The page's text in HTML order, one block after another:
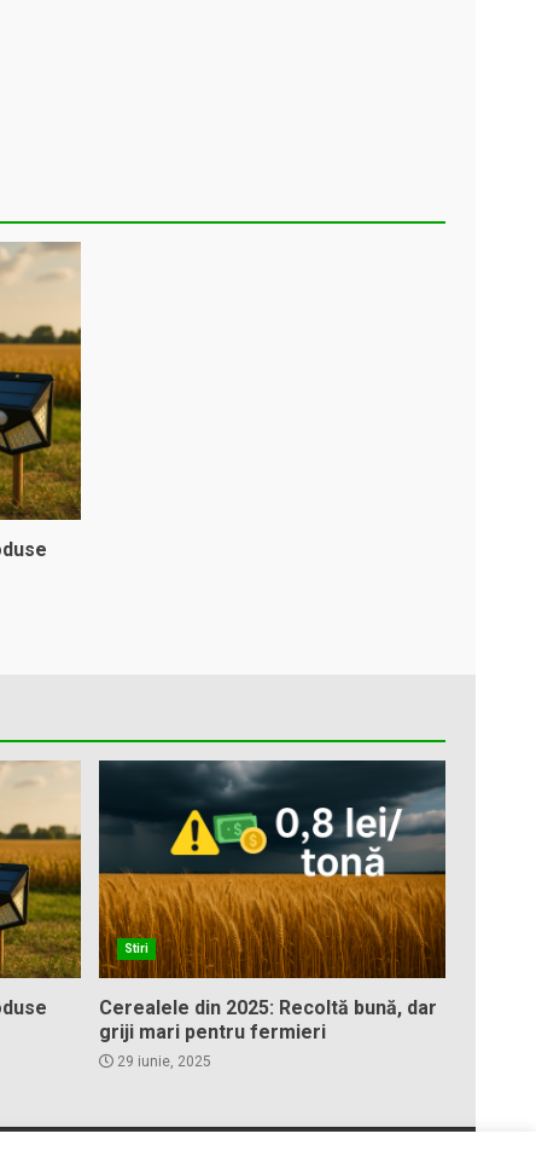
Stiri
Cerealele din 2025: Recoltă bună, dar
griji mari pentru fermieri
29 iunie, 2025